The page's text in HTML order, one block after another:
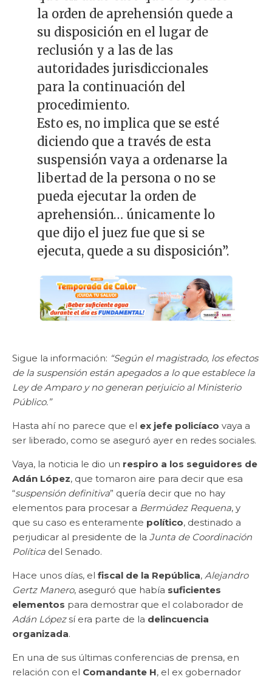
la orden de aprehensión quede a
su disposición en el lugar de
reclusión y a las de las
autoridades jurisdiccionales
para la continuación del
procedimiento.
Esto es, no implica que se esté
diciendo que a través de esta
suspensión vaya a ordenarse la
libertad de la persona o no se
pueda ejecutar la orden de
aprehensión… únicamente lo
que dijo el juez fue que si se
ejecuta, quede a su disposición”.
Sigue la información: “Según el magistrado, los efectos
de la suspensión están apegados a lo que establece la
Ley de Amparo y no generan perjuicio al Ministerio
Público.”
Hasta ahí no parece que el ex jefe policíaco vaya a
ser liberado, como se aseguró ayer en redes sociales.
Vaya, la noticia le dio un respiro a los seguidores de
Adán López, que tomaron aire para decir que esa
“suspensión definitiva” quería decir que no hay
elementos para procesar a Bermúdez Requena, y
que su caso es enteramente político, destinado a
perjudicar al presidente de la Junta de Coordinación
Política del Senado.
Hace unos días, el fiscal de la República, Alejandro
Gertz Manero, aseguró que había suficientes
elementos para demostrar que el colaborador de
Adán Lópezsí era parte de la delincuencia
organizada.
En una de sus últimas conferencias de prensa, en
relación con el Comandante H, el ex gobernador